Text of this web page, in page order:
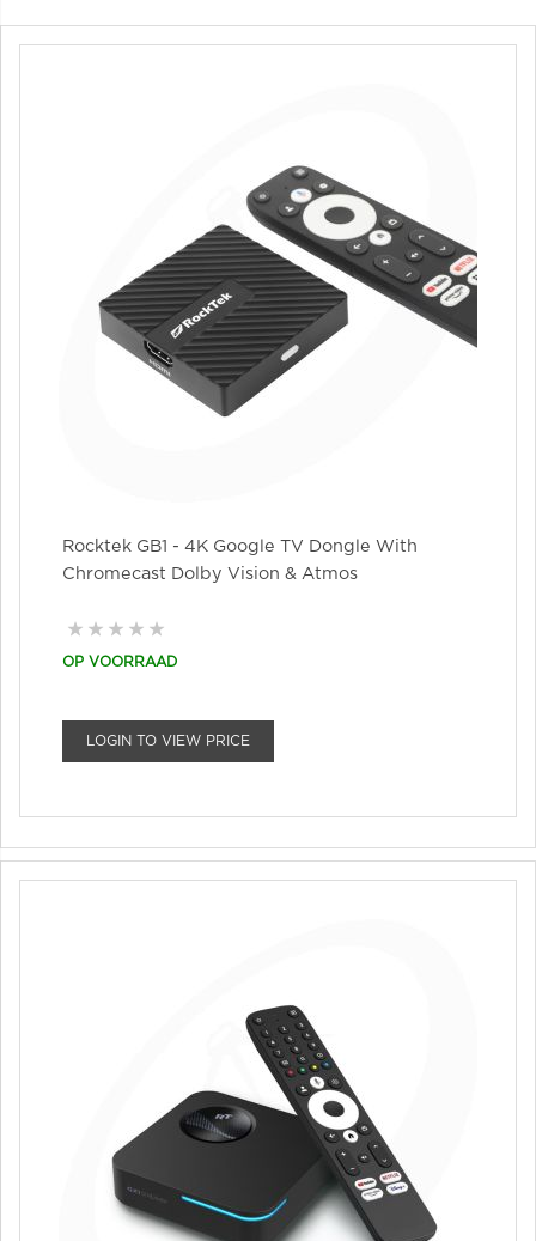
Rocktek GB1 - 4K Google TV Dongle With
Chromecast Dolby Vision & Atmos
OP VOORRAAD
LOGIN TO VIEW PRICE